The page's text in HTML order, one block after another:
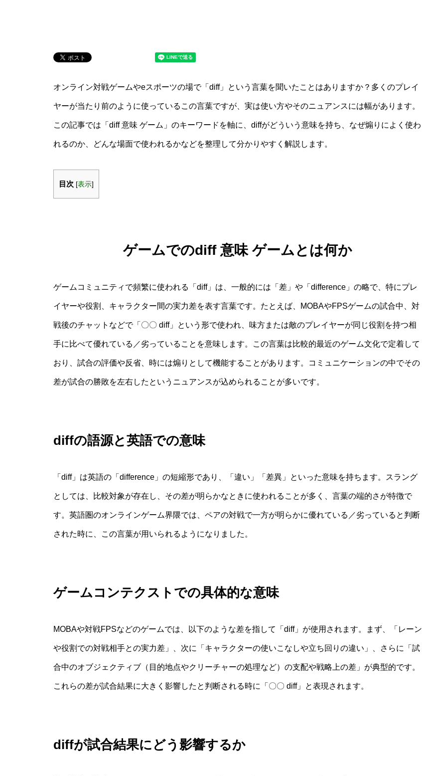
オンライン対戦ゲームやeスポーツの場で「diff」という言葉を聞いたことはありますか？多くのプレイ
ヤーが当たり前のように使っているこの言葉ですが、実は使い方やそのニュアンスには幅があります。
この記事では「diff 意味 ゲーム」のキーワードを軸に、diffがどういう意味を持ち、なぜ煽りによく使わ
れるのか、どんな場面で使われるかなどを整理して分かりやすく解説します。
目次 [表示]
ゲームでのdiff 意味 ゲームとは何か
ゲームコミュニティで頻繁に使われる「diff」は、一般的には「差」や「difference」の略で、特にプレ
イヤーや役割、キャラクター間の実力差を表す言葉です。たとえば、MOBAやFPSゲームの試合中、対
戦後のチャットなどで「〇〇 diff」という形で使われ、味方または敵のプレイヤーが同じ役割を持つ相
手に比べて優れている／劣っていることを意味します。この言葉は比較的最近のゲーム文化で定着して
おり、試合の評価や反省、時には煽りとして機能することがあります。コミュニケーションの中でその
差が試合の勝敗を左右したというニュアンスが込められることが多いです。
diffの語源と英語での意味
「diff」は英語の「difference」の短縮形であり、「違い」「差異」といった意味を持ちます。スラング
としては、比較対象が存在し、その差が明らかなときに使われることが多く、言葉の端的さが特徴で
す。英語圏のオンラインゲーム界隈では、ペアの対戦で一方が明らかに優れている／劣っていると判断
された時に、この言葉が用いられるようになりました。
ゲームコンテクストでの具体的な意味
MOBAや対戦FPSなどのゲームでは、以下のような差を指して「diff」が使用されます。まず、「レーン
や役割での対戦相手との実力差」、次に「キャラクターの使いこなしや立ち回りの違い」、さらに「試
合中のオブジェクティブ（目的地点やクリーチャーの処理など）の支配や戦略上の差」が典型的です。
これらの差が試合結果に大きく影響したと判断される時に「〇〇 diff」と表現されます。
diffが試合結果にどう影響するか